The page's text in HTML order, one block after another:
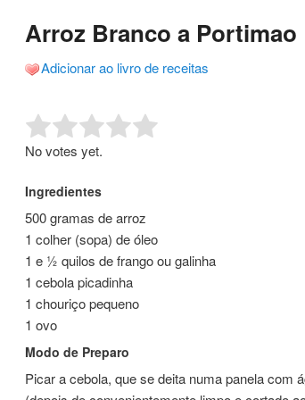
conteúdo
conteúdo
Arroz Branco a Portimao
Adicionar ao livro de receitas
Rate this item:
No votes yet.
Ingredientes
500 gramas de arroz
1 colher (sopa) de óleo
1 e ½ quilos de frango ou galinha
1 cebola picadinha
1 chouriço pequeno
1 ovo
Modo de Preparo
Picar a cebola, que se deita numa panela com